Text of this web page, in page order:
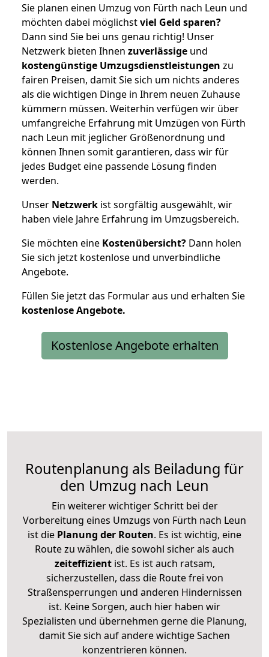
Sie planen einen Umzug von Fürth nach Leun und
möchten dabei möglichstviel Geld sparen?
Dann sind Sie bei uns genau richtig! Unser
Netzwerk bieten Ihnen zuverlässige und
kostengünstige Umzugsdienstleistungen zu
fairen Preisen, damit Sie sich um nichts anderes
als die wichtigen Dinge in Ihrem neuen Zuhause
kümmern müssen. Weiterhin verfügen wir über
umfangreiche Erfahrung mit Umzügen von Fürth
nach Leun mit jeglicher Größenordnung und
können Ihnen somit garantieren, dass wir für
jedes Budget eine passende Lösung finden
werden.
Unser Netzwerk ist sorgfältig ausgewählt, wir
haben viele Jahre Erfahrung im Umzugsbereich.
Sie möchten eine Kostenübersicht? Dann holen
Sie sich jetzt kostenlose und unverbindliche
Angebote.
Füllen Sie jetzt das Formular aus und erhalten Sie
kostenloseAngebote.
Kostenlose Angebote erhalten
Routenplanung als Beiladung für
den Umzug nach Leun
Ein weiterer wichtiger Schritt bei der
Vorbereitung eines Umzugs von Fürth nach Leun
ist die Planung der Routen. Es ist wichtig, eine
Route zu wählen, die sowohl sicher als auch
zeiteffizientist. Es ist auch ratsam,
sicherzustellen, dass die Route frei von
Straßensperrungen und anderen Hindernissen
ist. Keine Sorgen, auch hier haben wir
Spezialisten und übernehmen gerne die Planung,
damit Sie sich auf andere wichtige Sachen
konzentrieren können.